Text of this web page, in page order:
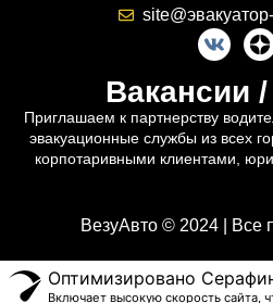
Вакансии
Приглашаем к партнерству
эвакуационные службы из всех
корпотаривными клиентами,
ВезуАвто © 2024 |
Оптимизировано
Включает высокую скорость сайта,